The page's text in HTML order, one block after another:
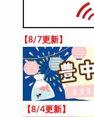
【8/7更新】
【8/4更新】